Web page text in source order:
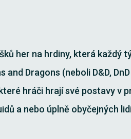
her na hrdiny, která každý
Dragons (neboli D&D,
hráči hrají své postavy v
a nebo úplně obyčejných